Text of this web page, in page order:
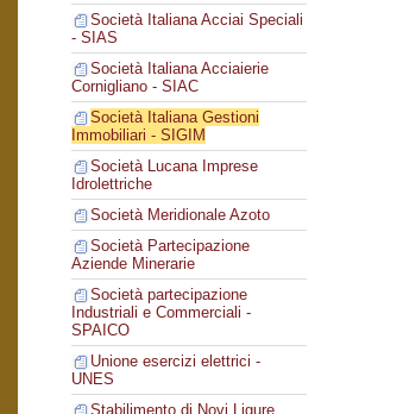
Società Italiana Acciai Speciali
- SIAS
Società Italiana Acciaierie
Cornigliano - SIAC
Società Italiana Gestioni
Immobiliari - SIGIM
Società Lucana Imprese
Idrolettriche
Società Meridionale Azoto
Società Partecipazione
Aziende Minerarie
Società partecipazione
Industriali e Commerciali -
SPAICO
Unione esercizi elettrici -
UNES
Stabilimento di Novi Ligure